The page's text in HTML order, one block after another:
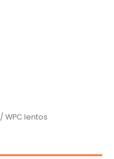
/ WPC lentos